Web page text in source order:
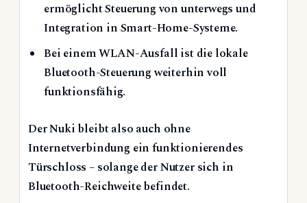
ermöglicht Steuerung von unterwegs und
Integration in Smart-Home-Systeme.
Bei einem WLAN-Ausfall ist die lokale
Bluetooth-Steuerung weiterhin voll
funktionsfähig.
Der Nuki bleibt also auch ohne
Internetverbindung ein funktionierendes
Türschloss – solange der Nutzer sich in
Bluetooth-Reichweite befindet.